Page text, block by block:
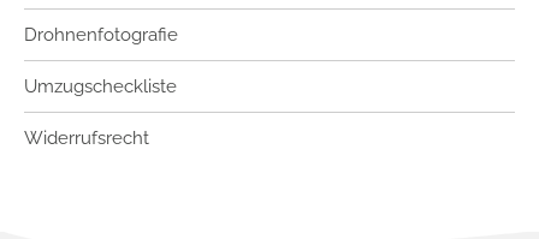
Drohnenfotografie
Umzugscheckliste
Widerrufsrecht